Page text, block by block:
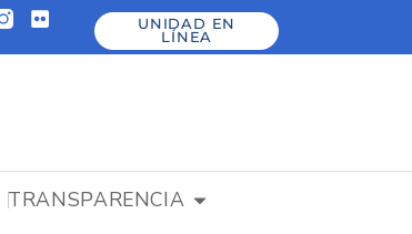
UNIDAD EN
LÍNEA
TRANSPARENCIA